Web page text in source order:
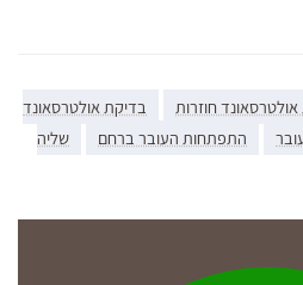
חוזרות
בדיקת אולטרסאונד
התפתחות העובר ברחם
שליה